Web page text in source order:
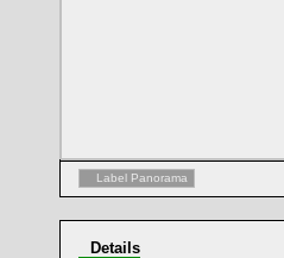
Label Panorama
Details